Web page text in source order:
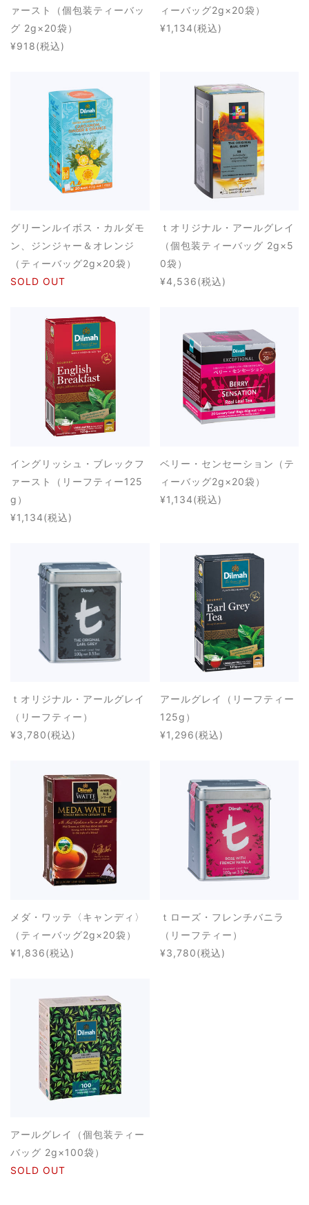
ァースト（個包装ティーバッ
グ 2g×20袋）
¥918(税込)
ィーバッグ2g×20袋）
¥1,134(税込)
グリーンルイボス・カルダモ
ン、ジンジャー＆オレンジ
（ティーバッグ2g×20袋）
SOLD OUT
ｔオリジナル・アールグレイ
（個包装ティーバッグ 2g×5
0袋）
¥4,536(税込)
イングリッシュ・ブレックフ
ァースト（リーフティー125
g）
¥1,134(税込)
ベリー・センセーション（テ
ィーバッグ2g×20袋）
¥1,134(税込)
ｔオリジナル・アールグレイ
（リーフティー）
¥3,780(税込)
アールグレイ（リーフティー
125g）
¥1,296(税込)
メダ・ワッテ〈キャンディ〉
（ティーバッグ2g×20袋）
¥1,836(税込)
ｔローズ・フレンチバニラ
（リーフティー）
¥3,780(税込)
アールグレイ（個包装ティー
バッグ 2g×100袋）
SOLD OUT